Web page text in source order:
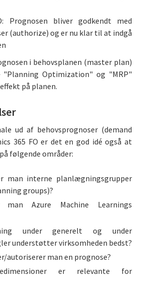
Prognosen bliver godkendt med
(authorize) og er nu klar til at indgå
i behovsplanen (master plan)
Optimization" og "MRP"
på planen.
ud af behovsprognoser (demand
365 FO er det en god idé også at
følgende områder:
man interne planlægningsgrupper
groups)?
man Azure Machine Learnings
under generelt og under
understøtter virksomheden bedst?
autoriserer man en prognose?
er relevante for